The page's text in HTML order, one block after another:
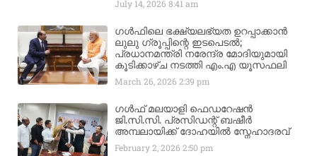
July 14, 20268:41 am
ഗൾഫിലെ ഭക്ഷ്യലഭ്യത ഉറപ്പാക്കാൻ
ലുലു ഗ്രൂപ്പിന്റെ ഇടപെടൽ;
പ്രധാനമന്ത്രി നരേന്ദ്ര മോദിയുമായി
കൂടിക്കാഴ്ച നടത്തി എം.എ യൂസഫലി
March 26, 20262:39 pm
ഗൾഫ് മലയാളി ഫെഡറേഷൻ
ജി.സി.സി. പ്രസിഡന്റ് ബഷീർ
അമ്പലായിക്ക് ദോഹയിൽ സ്നേഹാദരവ്
February 2, 20262:50 pm